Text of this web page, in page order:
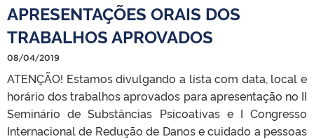
APRESENTAÇÕES ORAIS DOS
TRABALHOS APROVADOS
08/04/2019
ATENÇÃO! Estamos divulgando a lista com data, local e
horário dos trabalhos aprovados para apresentação no II
Seminário de Substâncias Psicoativas e I Congresso
Internacional de Redução de Danos e cuidado a pessoas